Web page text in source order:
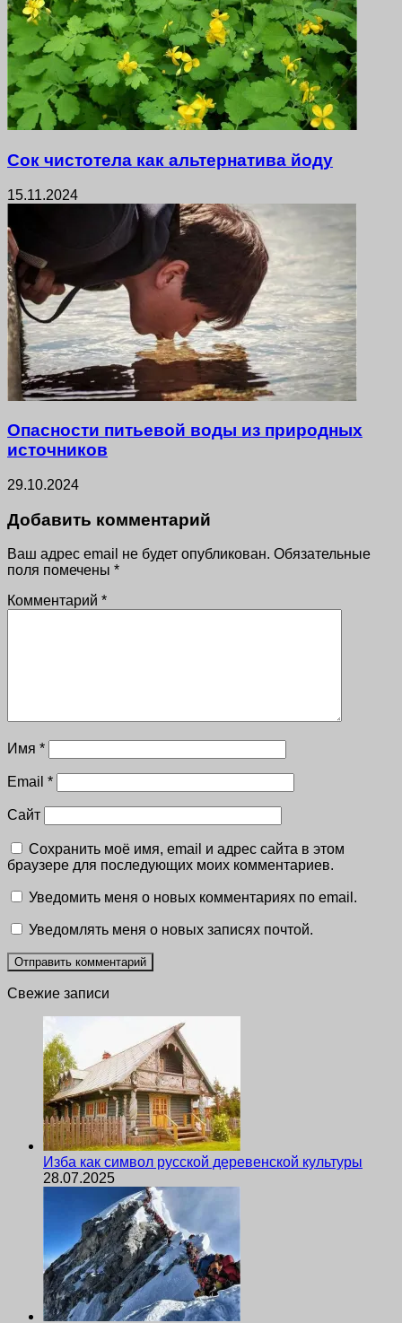
Сок чистотела как альтернатива йоду
15.11.2024
Опасности питьевой воды из природных
источников
29.10.2024
Добавить комментарий
Ваш адрес email не будет опубликован. Обязательные
поля помечены *
Комментарий *
Имя *
Email *
Сайт
Сохранить моё имя, email и адрес сайта в этом
браузере для последующих моих комментариев.
Уведомить меня о новых комментариях по email.
Уведомлять меня о новых записях почтой.
Свежие записи
Изба как символ русской деревенской культуры
28.07.2025